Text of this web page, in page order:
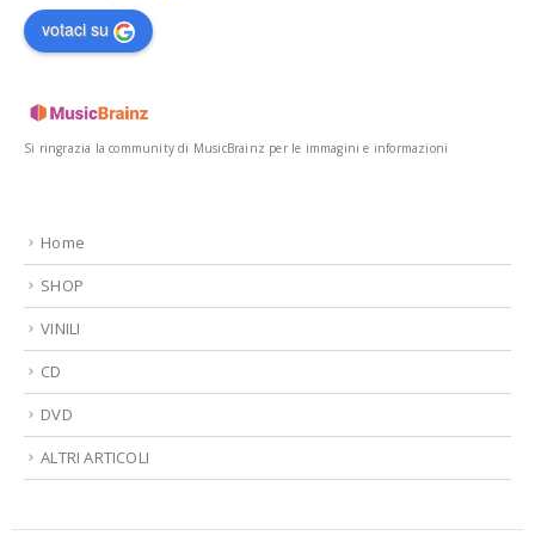
votaci su
Si ringrazia la community di MusicBrainz per le immagini e informazioni
Home
SHOP
VINILI
CD
DVD
ALTRI ARTICOLI